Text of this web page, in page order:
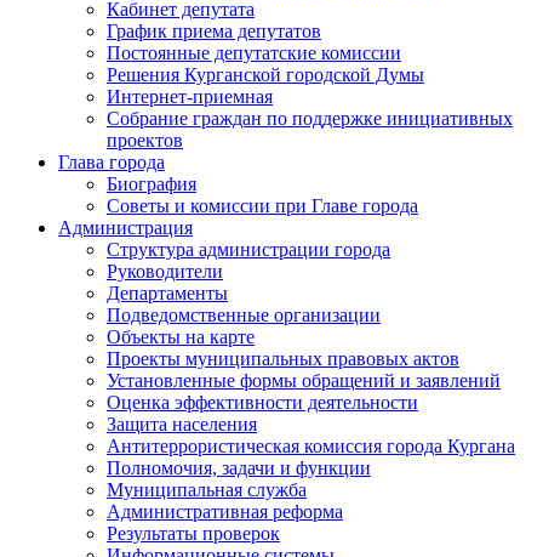
Кабинет депутата
График приема депутатов
Постоянные депутатские комиссии
Решения Курганской городской Думы
Интернет-приемная
Собрание граждан по поддержке инициативных
проектов
Глава города
Биография
Советы и комиссии при Главе города
Администрация
Структура администрации города
Руководители
Департаменты
Подведомственные организации
Объекты на карте
Проекты муниципальных правовых актов
Установленные формы обращений и заявлений
Оценка эффективности деятельности
Защита населения
Антитеррористическая комиссия города Кургана
Полномочия, задачи и функции
Муниципальная служба
Административная реформа
Результаты проверок